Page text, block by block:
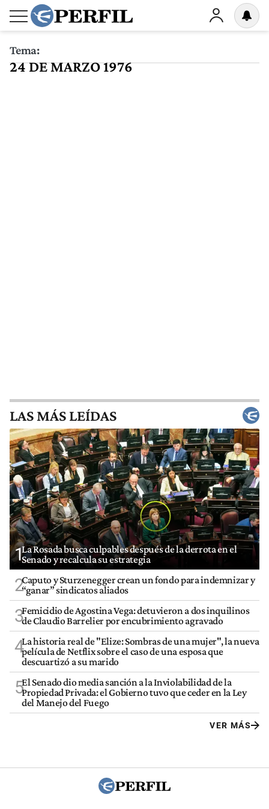
Tema:
24 DE MARZO 1976
LAS MÁS LEÍDAS
1La Rosada busca culpables después de la derrota en el
Senado y recalcula su estrategia
2Caputo y Sturzenegger crean un fondo para indemnizar y
“ganar” sindicatos aliados
3Femicidio de Agostina Vega: detuvieron a dos inquilinos
de Claudio Barrelier por encubrimiento agravado
4La historia real de "Elize: Sombras de una mujer", la nueva
película de Netflix sobre el caso de una esposa que
descuartizó a su marido
5El Senado dio media sanción a la Inviolabilidad de la
Propiedad Privada: el Gobierno tuvo que ceder en la Ley
del Manejo del Fuego
VER MÁS